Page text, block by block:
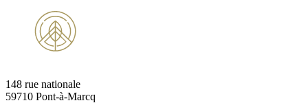
148 rue nationale
59710 Pont-à-Marcq